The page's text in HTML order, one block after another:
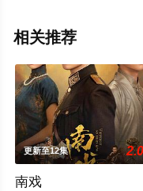
相关推荐
更新至12集
南戏